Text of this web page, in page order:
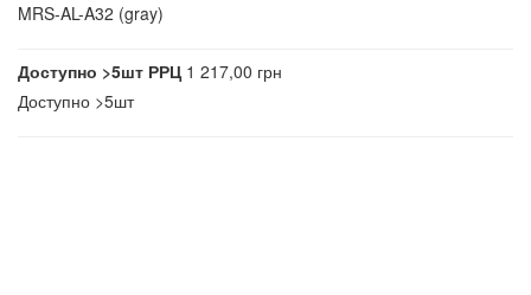
MRS-AL-A32 (gray)
Доступно >5шт РРЦ1 217,00 грн
Доступно >5шт